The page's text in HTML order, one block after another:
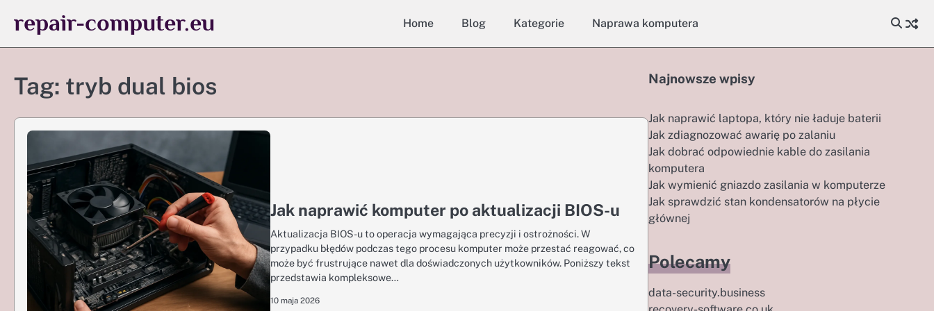
repair-computer.eu Home Blog Kategorie Naprawa komputera
Tag: tryb dual bios
Jak naprawić komputer po aktualizacji BIOS-u
Aktualizacja BIOS-u to operacja wymagająca precyzji i ostrożności. W
przypadku błędów podczas tego procesu komputer może przestać reagować, co
może być frustrujące nawet dla doświadczonych użytkowników. Poniższy tekst
przedstawia kompleksowe…
10 maja 2026
Najnowsze wpisy
Jak naprawić laptopa, który nie ładuje baterii
Jak zdiagnozować awarię po zalaniu
Jak dobrać odpowiednie kable do zasilania
komputera
Jak wymienić gniazdo zasilania w komputerze
Jak sprawdzić stan kondensatorów na płycie
głównej
Polecamy
data-security.business